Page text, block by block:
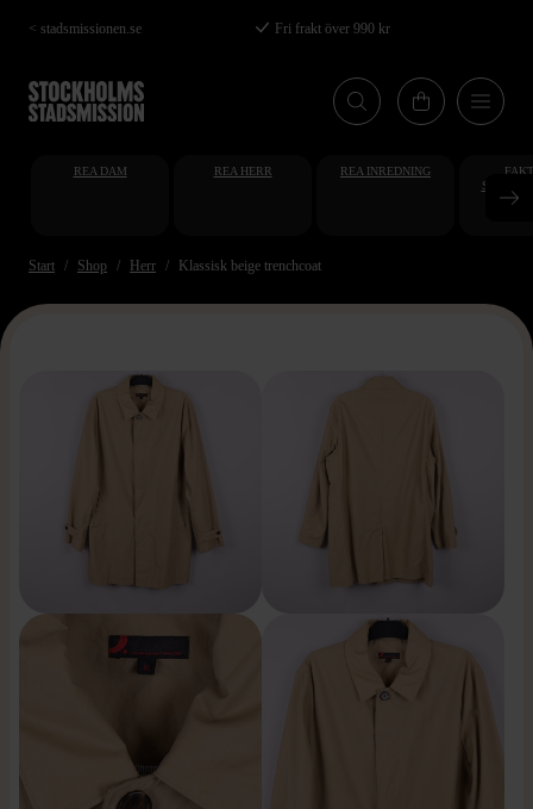
Hoppa
till
huvudinnehåll
< stadsmissionen.se Fri frakt över 990 kr
REA DAM REA HERR REA INREDNING
Start Shop Herr Klassisk beige trenchcoat